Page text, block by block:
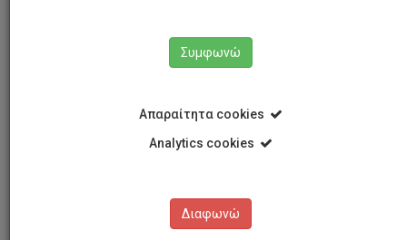
Σχολή Μηχανικής και Τεχνολογίας
Τμήμα Πολιτικών Μηχανικών και Μηχανικών
Δέσποινα Μακρή
Δέσποινα Μακρή
Συμφωνώ
Απαραίτητα cookies
Analytics cookies
Διαφωνώ